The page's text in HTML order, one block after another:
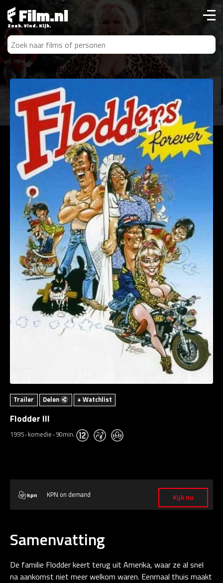
Film.nl
Zoek. Vind. Kijk.
Trailer Delen + Watchlist
Flodder III
1995 komedie 90min.
Kijk nu
KPN on demand
Samenvatting
De familie Flodder keert terug uit Amerika, waar ze al snel
na aankomst niet meer welkom waren. Eenmaal thuis maakt